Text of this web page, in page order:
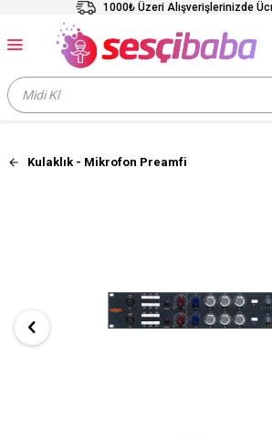
1000₺ Üzeri Alışverişlerinizde
Kulaklık - Mikrofon Preamfi